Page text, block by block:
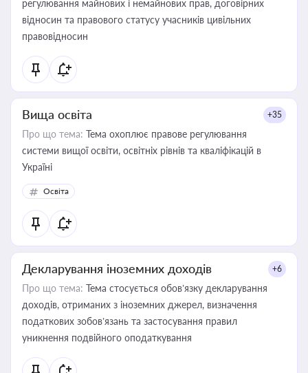
регулювання майнових і немайнових прав, договірних
відносин та правового статусу учасників цивільних
правовідносин
Вища освіта +35
Про що тема: Тема охоплює правове регулювання
системи вищої освіти, освітніх рівнів та кваліфікацій в
Україні
Освіта
Декларування іноземних доходів +6
Про що тема: Тема стосується обов’язку декларування
доходів, отриманих з іноземних джерел, визначення
податкових зобов’язань та застосування правил
уникнення подвійного оподаткування